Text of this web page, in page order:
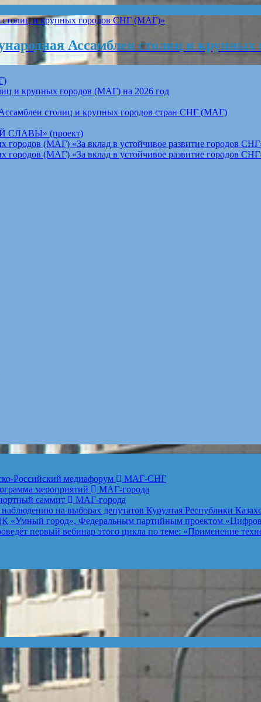
Ассамблея столиц и
и крупных городов (МАГ) на 2026 год
столиц и крупных городов стран СНГ (МАГ)
(проект)
(МАГ) «За вклад в устойчивое развитие городов
(МАГ) «За вклад в устойчивое развитие городов
Российский медиафорум
МАГ-СНГ
мероприятий
МАГ-города
саммит
МАГ-города
на выборах депутатов Курултая Республики
город», Федеральным партийным проектом
первый вебинар этого цикла по теме: «Применение